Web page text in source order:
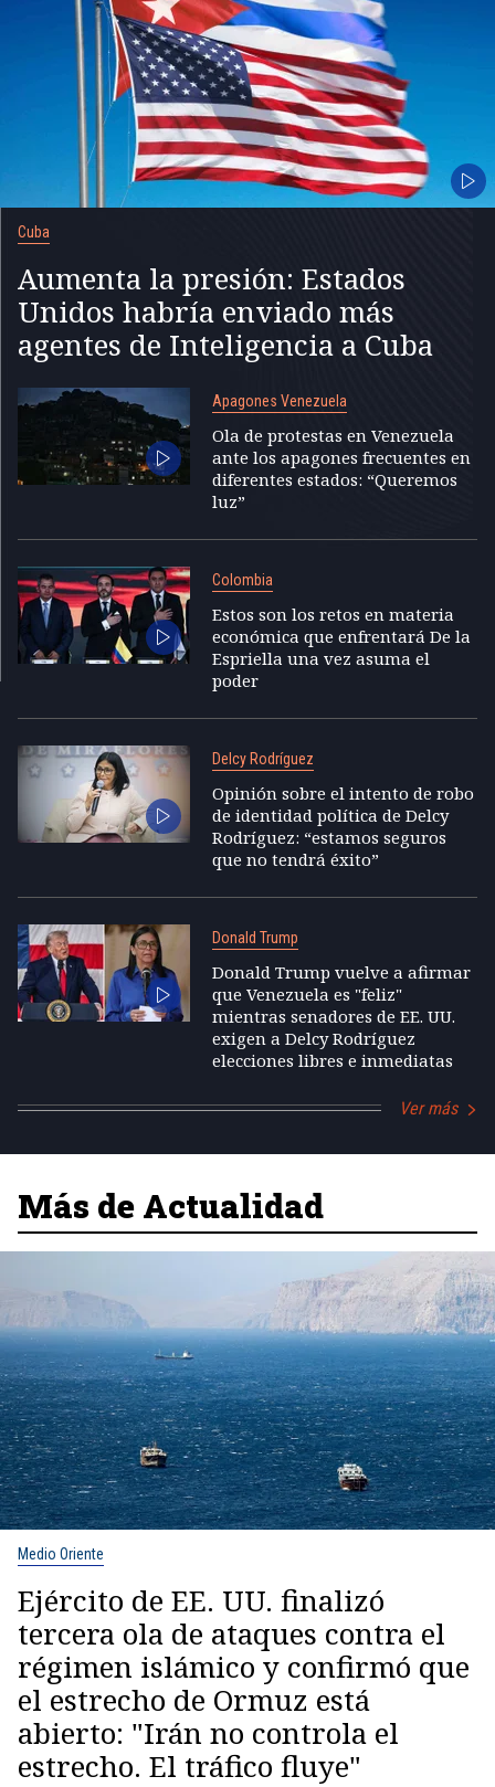
Cuba
Aumenta la presión: Estados
Unidos habría enviado más
agentes de Inteligencia a Cuba
Apagones Venezuela
Ola de protestas en Venezuela
ante los apagones frecuentes en
diferentes estados: “Queremos
luz”
Colombia
Estos son los retos en materia
económica que enfrentará De la
Espriella una vez asuma el
poder
Delcy Rodríguez
Opinión sobre el intento de robo
de identidad política de Delcy
Rodríguez: “estamos seguros
que no tendrá éxito”
Donald Trump
Donald Trump vuelve a afirmar
que Venezuela es "feliz"
mientras senadores de EE. UU.
exigen a Delcy Rodríguez
elecciones libres e inmediatas
Ver más
Más de Actualidad
Medio Oriente
Ejército de EE. UU. finalizó
tercera ola de ataques contra el
régimen islámico y confirmó que
el estrecho de Ormuz está
abierto: "Irán no controla el
estrecho. El tráfico fluye"